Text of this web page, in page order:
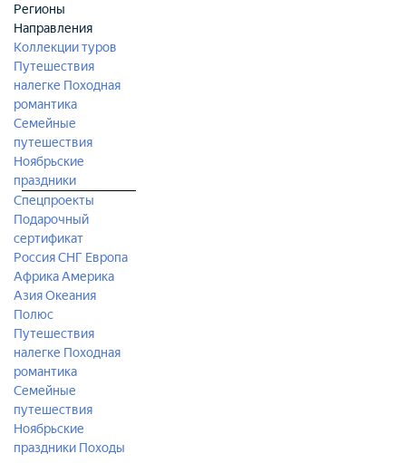
Регионы
Направления
Коллекции туров
Путешествия
налегке Походная
романтика
Семейные
путешествия
Ноябрьские
праздники
Спецпроекты
Подарочный
сертификат
РоссияСНГ Европа
АфрикаАмерика
АзияОкеания
Полюс
Путешествия
налегке Походная
романтика
Семейные
путешествия
Ноябрьские
праздники Походы